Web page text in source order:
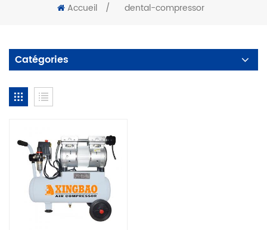
Accueil / dental-compressor
Catégories